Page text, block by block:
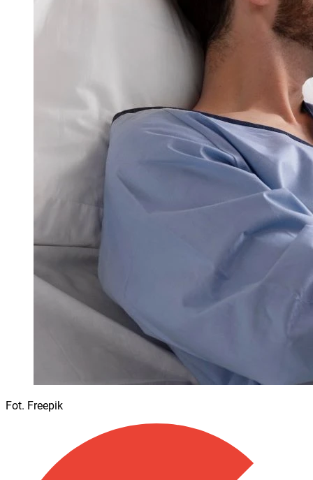
Fot. Freepik